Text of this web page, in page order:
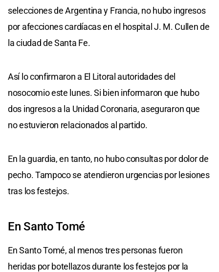
selecciones de Argentina y Francia, no hubo ingresos
por afecciones cardíacas en el hospital J. M. Cullen de
la ciudad de Santa Fe.
Así lo confirmaron a El Litoral autoridades del
nosocomio este lunes. Si bien informaron que hubo
dos ingresos a la Unidad Coronaria, aseguraron que
no estuvieron relacionados al partido.
En la guardia, en tanto, no hubo consultas por dolor de
pecho. Tampoco se atendieron urgencias por lesiones
tras los festejos.
En Santo Tomé
En Santo Tomé, al menos tres personas fueron
heridas por botellazos durante los festejos por la